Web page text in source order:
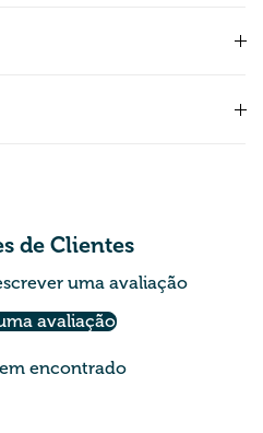
de Clientes
uma avaliação
avaliação
encontrado